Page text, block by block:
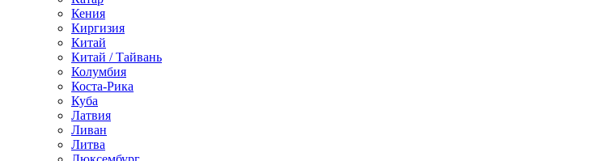
Кения
Киргизия
Китай
Китай / Тайвань
Колумбия
Коста-Рика
Куба
Латвия
Ливан
Литва